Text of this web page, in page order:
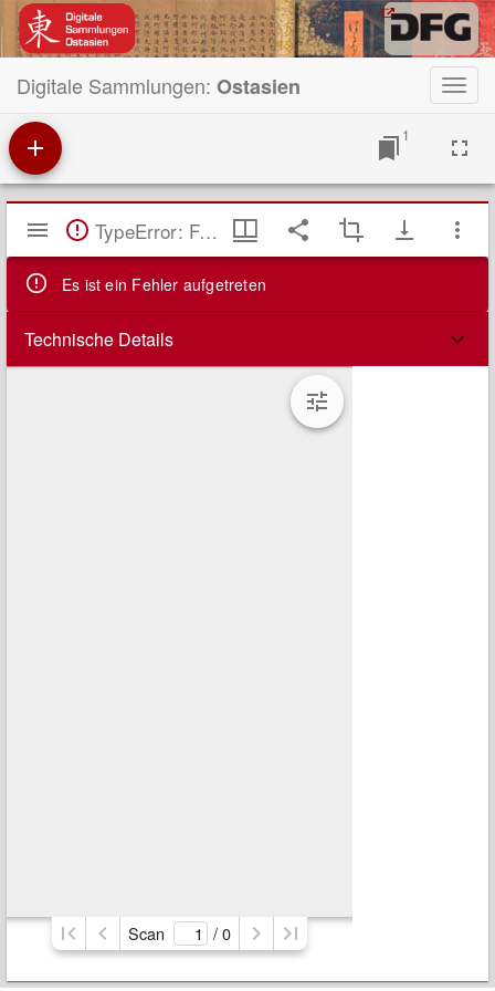
Digitale Sammlungen: Ostasien
1
Mirador
Viewer TypeError: Failed to fetch
Es ist ein Fehler aufgetreten
Technische Details
Scan / 0